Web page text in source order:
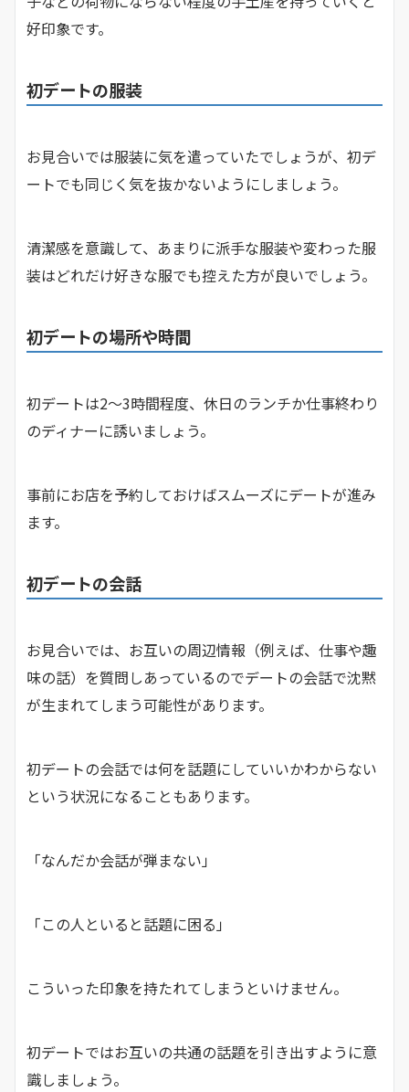
好印象です。
初デートの服装
お見合いでは服装に気を遣っていたでしょうが、初デ
ートでも同じく気を抜かないようにしましょう。
清潔感を意識して、あまりに派手な服装や変わった服
装はどれだけ好きな服でも控えた方が良いでしょう。
初デートの場所や時間
初デートは2〜3時間程度、休日のランチか仕事終わり
のディナーに誘いましょう。
事前にお店を予約しておけばスムーズにデートが進み
ます。
初デートの会話
お見合いでは、お互いの周辺情報（例えば、仕事や趣
味の話）を質問しあっているのでデートの会話で沈黙
が生まれてしまう可能性があります。
初デートの会話では何を話題にしていいかわからない
という状況になることもあります。
「なんだか会話が弾まない」
「この人といると話題に困る」
こういった印象を持たれてしまうといけません。
初デートではお互いの共通の話題を引き出すように意
識しましょう。